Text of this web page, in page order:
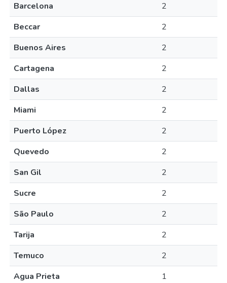
Barcelona
2
Beccar
2
Buenos Aires
2
Cartagena
2
Dallas
2
Miami
2
Puerto López
2
Quevedo
2
San Gil
2
Sucre
2
São Paulo
2
Tarija
2
Temuco
2
Agua Prieta
1